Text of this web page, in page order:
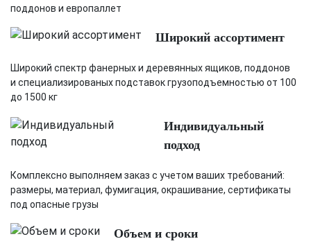
поддонов и европаллет
Широкий ассортимент
Широкий спектр фанерных и деревянных ящиков, поддонов
и специализированых подставок грузоподъемностью от 100
до 1500 кг
Индивидуальный
подход
Комплексно выполняем заказ с учетом ваших требований:
размеры, материал, фумигация, окрашивание, сертификаты
под опасные грузы
Объем и сроки